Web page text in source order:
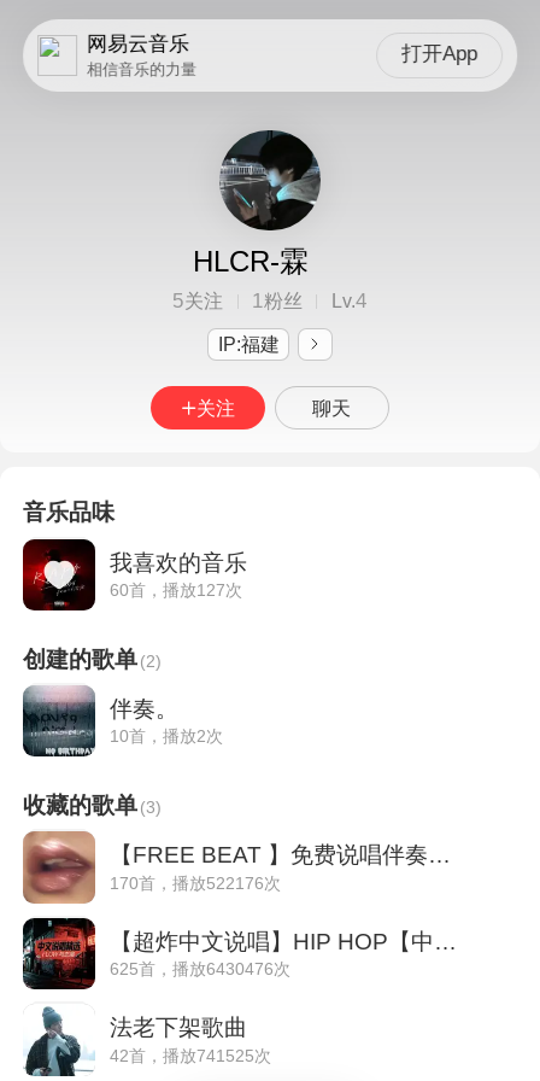
网易云音乐
相信音乐的力量
打开App
HLCR-霖
5关注 1粉丝 Lv.4
IP:福建
关注 聊天
音乐品味
我喜欢的音乐
60首，播放127次
创建的歌单(2)
伴奏。
10首，播放2次
收藏的歌单(3)
【FREE BEAT 】免费说唱伴奏丨最全&放心用
170首，播放522176次
【超炸中文说唱】HIP HOP【中文嘻哈馆】
625首，播放6430476次
法老下架歌曲
42首，播放741525次